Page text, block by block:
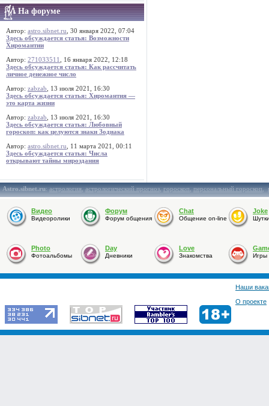
На форуме
Автор: astro.sibnet.ru , 30 января 2022, 07:04
Здесь обсуждается статья: Возможности
Хиромантии
Автор: 271033511
, 16 января 2022, 12:18
Здесь обсуждается статья: Как рассчитать
личное денежное число
Автор: zabzab , 13 июля 2021, 16:30
Здесь обсуждается статья: Хиромантия —
это карта жизни
Автор: zabzab , 13 июля 2021, 16:30
Здесь обсуждается статья: Любовный
гороскоп: как целуются знаки Зодиака
Автор: astro.sibnet.ru , 11 марта 2021, 00:11
Здесь обсуждается статья: Числа
открывают тайны мироздания
Astro.sibnet.ru:астрология,астрологический прогноз,гороскоп,персональный гороскоп,
Видео
Видеоролики
Форум
Форум общения
Chat
Общение on-line
Joke
Photo
Фотоальбомы
Day
Дневники
Love
Знакомства Игры
Наши
О проекте